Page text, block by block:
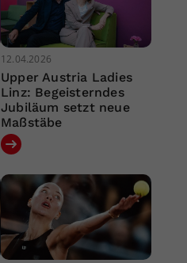
12.04.2026
Upper Austria Ladies
Linz: Begeisterndes
Jubiläum setzt neue
Maßstäbe